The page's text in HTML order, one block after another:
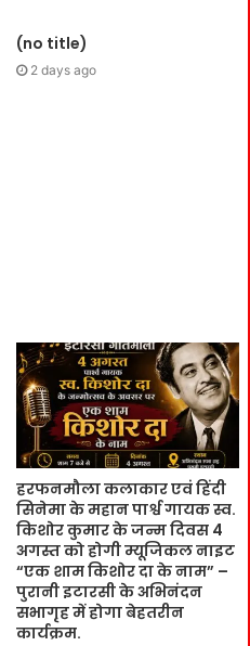
(no title)
2 days ago
हरफनमौला कलाकार एवं हिंदी
सिनेमा के महान पार्श्व गायक स्व.
किशोर कुमार के जन्म दिवस 4
अगस्त को होगी म्यूजिकल नाइट
“एक शाम किशोर दा के नाम” –
पुरानी इटारसी के अभिनंदन
सभागृह में होगा बेहतरीन
कार्यक्रम.